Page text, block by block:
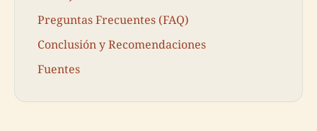
Preguntas Frecuentes (FAQ)
Conclusión y Recomendaciones
Fuentes